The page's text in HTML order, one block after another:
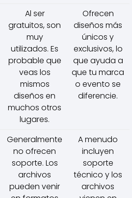
Al ser
gratuitos, son
muy
utilizados. Es
probable que
veas los
mismos
diseños en
muchos otros
lugares.
Ofrecen
diseños más
únicos y
exclusivos, lo
que ayuda a
que tu marca
o evento se
diferencie.
Generalmente
no ofrecen
soporte. Los
archivos
pueden venir
A menudo
incluyen
soporte
técnico y los
archivos